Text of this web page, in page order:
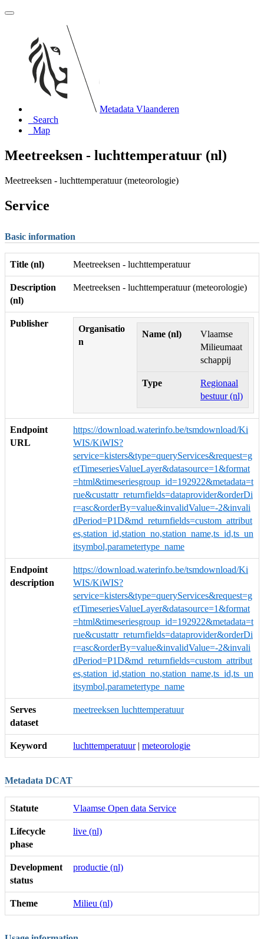
Metadata Vlaanderen
Search
Map
Meetreeksen - luchttemperatuur (nl)
Meetreeksen - luchttemperatuur (meteorologie)
Service
Basic information
Title (nl) Meetreeksen - luchttemperatuur
Description
(nl)
Meetreeksen - luchttemperatuur (meteorologie)
Publisher
Organisatio
n
Name (nl)
Vlaamse
Milieumaat
schappij
Type
Regionaal
bestuur (nl)
Endpoint
URL
https://download.waterinfo.be/tsmdownload/Ki
WIS/KiWIS?
service=kisters&type=queryServices&request=g
etTimeseriesValueLayer&datasource=1&format
=html&timeseriesgroup_id=192922&metadata=t
rue&custattr_returnfields=dataprovider&orderDi
r=asc&orderBy=value&invalidValue=-2&invali
dPeriod=P1D&md_returnfields=custom_attribut
es,station_id,station_no,station_name,ts_id,ts_un
itsymbol,parametertype_name
Endpoint
description
https://download.waterinfo.be/tsmdownload/Ki
WIS/KiWIS?
service=kisters&type=queryServices&request=g
etTimeseriesValueLayer&datasource=1&format
=html&timeseriesgroup_id=192922&metadata=t
rue&custattr_returnfields=dataprovider&orderDi
r=asc&orderBy=value&invalidValue=-2&invali
dPeriod=P1D&md_returnfields=custom_attribut
es,station_id,station_no,station_name,ts_id,ts_un
itsymbol,parametertype_name
Serves
dataset
meetreeksen luchttemperatuur
Keyword luchttemperatuur| meteorologie
Metadata DCAT
Statute Vlaamse Open data Service
Lifecycle
phase
live (nl)
Development
status
productie (nl)
Theme Milieu (nl)